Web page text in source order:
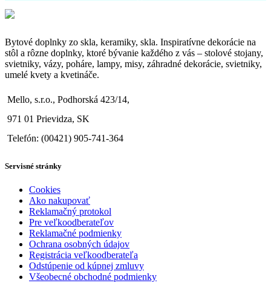
Bytové doplnky zo skla, keramiky, skla. Inspiratívne dekorácie na
stôl a rôzne doplnky, ktoré bývanie každého z vás – stolové stojany,
svietniky, vázy, poháre, lampy, misy, záhradné dekorácie, svietniky,
umelé kvety a kvetináče.
Mello, s.r.o., Podhorská 423/14,
971 01 Prievidza, SK
Telefón: (00421) 905-741-364
Servisné stránky
Cookies
Ako nakupovať
Reklamačný protokol
Pre veľkoodberateľov
Reklamačné podmienky
Ochrana osobných údajov
Registrácia veľkoodberateľa
Odstúpenie od kúpnej zmluvy
Všeobecné obchodné podmienky